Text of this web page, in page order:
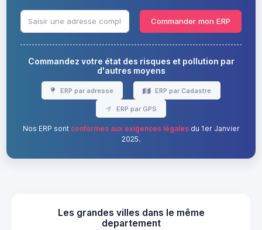
Commander mon ERP
Commandez votre état des risques et pollution par
d'autres moyens
ERP par adresse ERP par Cadastre
ERP par GPS
Nos ERP sont conformes aux exigences légalesdu 1er Janvier
2025.
Les grandes villes dans le même
departement